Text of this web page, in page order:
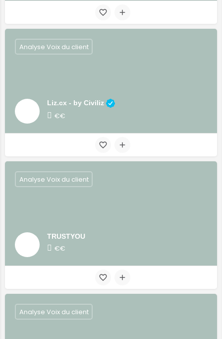
Liz.cx - by Civiliz
€€
Analyse Voix du client
TRUSTYOU
€€
Analyse Voix du client
Analyse Voix du client